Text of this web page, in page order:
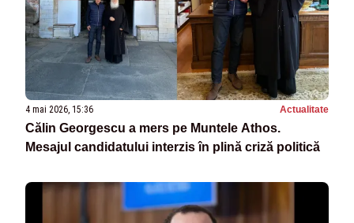
4 mai 2026, 15:36 Actualitate
Călin Georgescu a mers pe Muntele Athos.
Mesajul candidatului interzis în plină criză politică